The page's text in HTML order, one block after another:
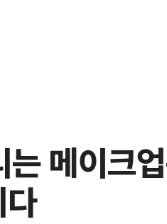
메이크
다